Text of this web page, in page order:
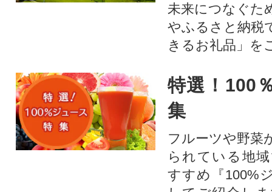
未来につなぐた
やふるさと納税
きるお礼品」を
特選！100
集
フルーツや野菜
られている地
すすめ『100%